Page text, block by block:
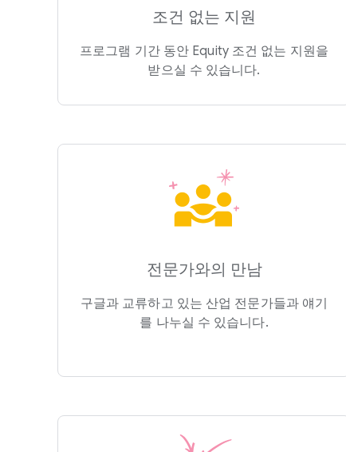
조건 없는 지원
프로그램 기간 동안 Equity 조건 없는 지원을
받으실 수 있습니다.
전문가와의 만남
구글과 교류하고 있는 산업 전문가들과 얘기
를 나누실 수 있습니다.